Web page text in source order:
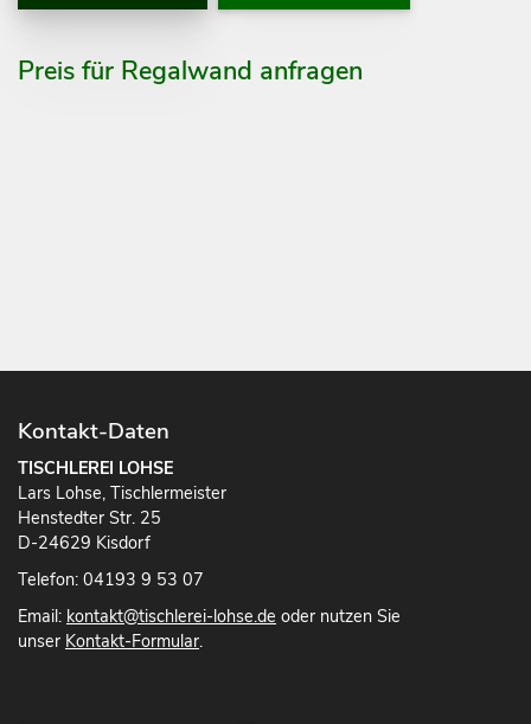
Preis für Regalwand anfragen
Kontakt-Daten
TISCHLEREI LOHSE
Lars Lohse, Tischlermeister
Henstedter Str. 25
D-24629 Kisdorf
Telefon: 04193 9 53 07
Email: kontakt@tischlerei-lohse.de oder nutzen Sie
unser Kontakt-Formular.